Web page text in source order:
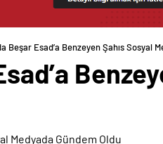
Beşar Esad’a Benzeyen Şahıs Sosyal